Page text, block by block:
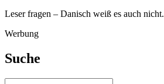
Leser fragen – Danisch weiß es auch nicht.
Werbung
Suche